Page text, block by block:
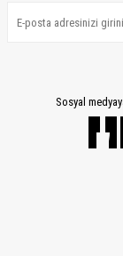
Sosyal